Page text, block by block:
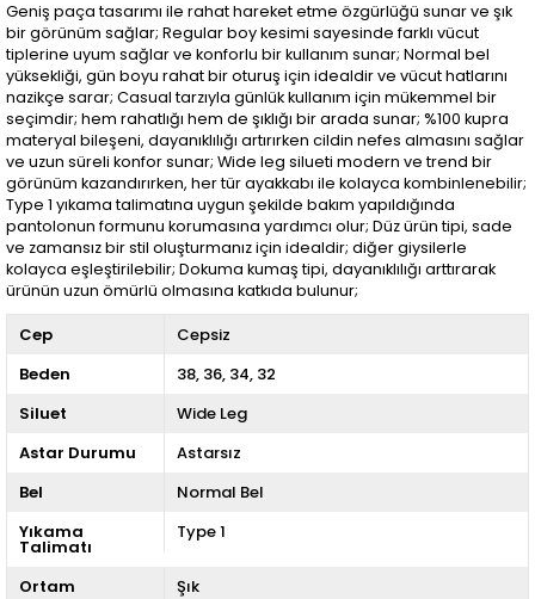
Geniş paça tasarımı ile rahat hareket etme özgürlüğü sunar ve şık
bir görünüm sağlar; Regular boy kesimi sayesinde farklı vücut
tiplerine uyum sağlar ve konforlu bir kullanım sunar; Normal bel
yüksekliği, gün boyu rahat bir oturuş için idealdir ve vücut hatlarını
nazikçe sarar; Casual tarzıyla günlük kullanım için mükemmel bir
seçimdir; hem rahatlığı hem de şıklığı bir arada sunar; %100 kupra
materyal bileşeni, dayanıklılığı artırırken cildin nefes almasını sağlar
ve uzun süreli konfor sunar; Wide leg silueti modern ve trend bir
görünüm kazandırırken, her tür ayakkabı ile kolayca kombinlenebilir;
Type 1 yıkama talimatına uygun şekilde bakım yapıldığında
pantolonun formunu korumasına yardımcı olur; Düz ürün tipi, sade
ve zamansız bir stil oluşturmanız için idealdir; diğer giysilerle
kolayca eşleştirilebilir; Dokuma kumaş tipi, dayanıklılığı arttırarak
ürünün uzun ömürlü olmasına katkıda bulunur;
Cep
Cepsiz
Beden
38 36 34 32
Siluet
Wide Leg
Astar Durumu
Astarsız
Bel
Normal Bel
Yıkama
Talimatı
Type 1
Ortam
Şık